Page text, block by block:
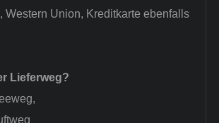
Western Union, Kreditkarte ebenfalls
Lieferweg?